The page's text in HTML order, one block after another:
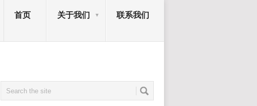
首页 关于我们 联系我们